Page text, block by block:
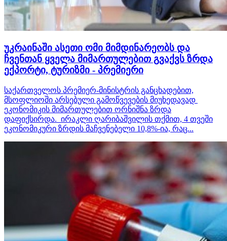
უკრაინაში ასეთი ომი მიმდინარეობს და
ჩვენთან ყველა მიმართულებით გვაქვს ზრდა
ექპორტი, ტურიზმი - პრემიერი
საქართველოს პრემიერ-მინისტრის განცხადებით,
მსოფლიოში არსებული გამოწვევების მიუხედავად
ეკონომიკის მიმართულებით ორნიშნა ზრდა
დაფიქსირდა. ირაკლი ღარიბაშვილის თქმით, 4 თვეში
ეკონომიკური ზრდის მაჩვენებელი 10,8%-ია, რაც...